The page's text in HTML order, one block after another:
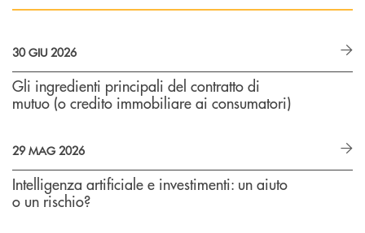
30 GIU 2026
Gli ingredienti principali del contratto di
mutuo (o credito immobiliare ai consumatori)
29 MAG 2026
Intelligenza artificiale e investimenti: un aiuto
o un rischio?